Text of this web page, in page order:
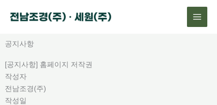
로
뛰
기
공지사항
[공지사항] 홈페이지 저작권
작성자
전남조경(주)
작성일